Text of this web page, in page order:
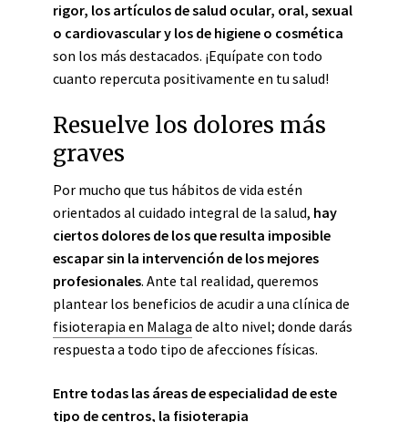
rigor, los artículos de salud ocular, oral, sexual
o cardiovascular y los de higiene o cosmética
son los más destacados. ¡Equípate con todo
cuanto repercuta positivamente en tu salud!
Resuelve los dolores más
graves
Por mucho que tus hábitos de vida estén
orientados al cuidado integral de la salud, hay
ciertos dolores de los que resulta imposible
escapar sin la intervención de los mejores
profesionales. Ante tal realidad, queremos
plantear los beneficios de acudir a una clínica de
fisioterapia en Malaga de alto nivel; donde darás
respuesta a todo tipo de afecciones físicas.
Entre todas las áreas de especialidad de este
tipo de centros, la fisioterapia